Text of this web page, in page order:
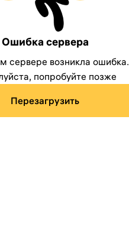
Ошибка сервера
сервере возникла ошибка.
попробуйте позже
Перезагрузить